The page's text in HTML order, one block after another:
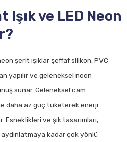
Işık ve LED Neon
şerit ışıklar şeffaf silikon, PVC
yapılır ve geleneksel neon
sunar. Geleneksel cam
daha az güç tüketerek enerji
ve şık tasarımları,
kadar çok yönlü